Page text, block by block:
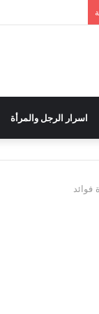
اسرار الرجل والمرأة
فوائد